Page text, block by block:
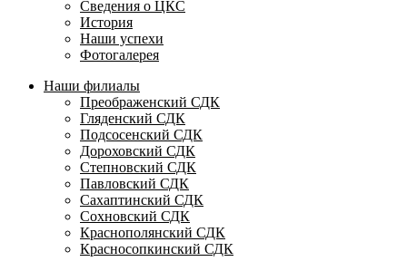
Сведения о ЦКС
История
Наши успехи
Фотогалерея
Наши филиалы
Преображенский СДК
Гляденский СДК
Подсосенский СДК
Дороховский СДК
Степновский СДК
Павловский СДК
Сахаптинский СДК
Сохновский СДК
Краснополянский СДК
Красносопкинский СДК